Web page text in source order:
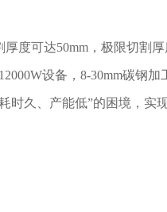
度可达50mm，极限切割
设备，8-30mm碳钢加
时久、产能低”的困境，实